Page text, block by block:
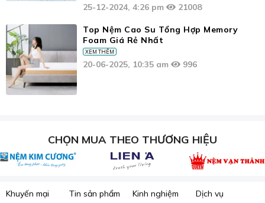
25-12-2024, 4:26 pm 21008
Top Nệm Cao Su Tổng Hợp Memory
Foam Giá Rẻ Nhất
XEM THÊM
20-06-2025, 10:35 am 996
CHỌN MUA THEO THƯƠNG HIỆU
Khuyến mại Tin sản phẩm Kinh nghiệm Dịch vụ